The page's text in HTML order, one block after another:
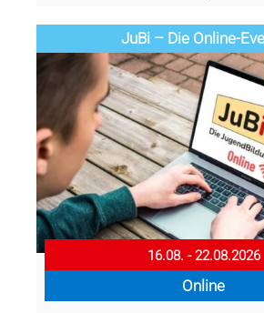
JuBi – Die Online-
16.08. - 22.08.2026
Online